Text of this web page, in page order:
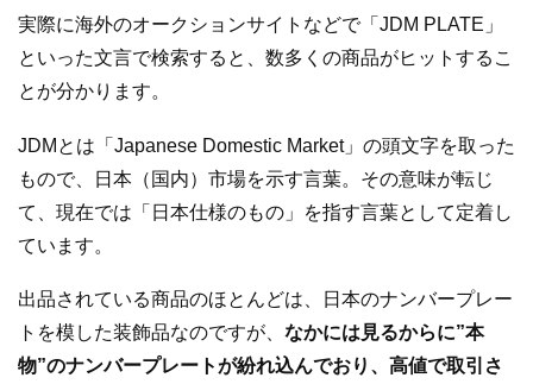
実際に海外のオークションサイトなどで「JDM PLATE」
といった文言で検索すると、数多くの商品がヒットするこ
とが分かります。
JDMとは「Japanese Domestic Market」の頭文字を取った
もので、日本（国内）市場を示す言葉。その意味が転じ
て、現在では「日本仕様のもの」を指す言葉として定着し
ています。
出品されている商品のほとんどは、日本のナンバープレー
トを模した装飾品なのですが、 なかには見るからに”本
物”のナンバープレートが紛れ込んでおり、高値で取引さ